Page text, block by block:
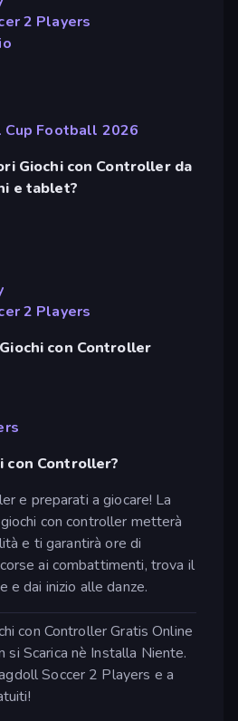
2 Players
Football 2026
Giochi con Controller da
e tablet?
2 Players
con Controller
con Controller?
e preparati a giocare! La
con controller metterà
e ti garantirà ore di
ai combattimenti, trova il
dai inizio alle danze.
con Controller Gratis Online
si Scarica nè Installa Niente.
Soccer 2 Players e a